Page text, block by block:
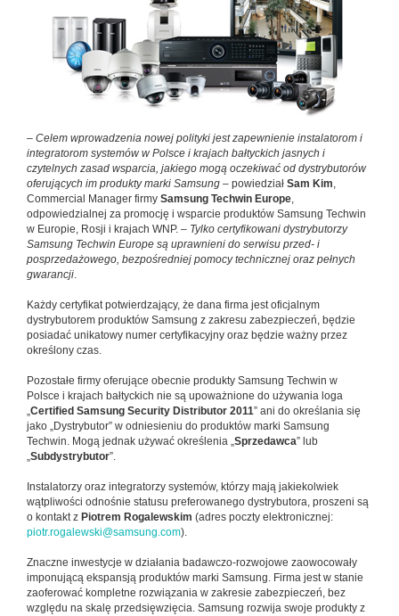
– Celem wprowadzenia nowej polityki jest zapewnienie instalatorom i
integratorom systemów w Polsce i krajach bałtyckich jasnych i
czytelnych zasad wsparcia, jakiego mogą oczekiwać od dystrybutorów
oferujących im produkty marki Samsung – powiedział Sam Kim,
Commercial Manager firmy Samsung Techwin Europe,
odpowiedzialnej za promocję i wsparcie produktów Samsung Techwin
w Europie, Rosji i krajach WNP. – Tylko certyfikowani dystrybutorzy
Samsung Techwin Europe są uprawnieni do serwisu przed- i
posprzedażowego, bezpośredniej pomocy technicznej oraz pełnych
gwarancji.
Każdy certyfikat potwierdzający, że dana firma jest oficjalnym
dystrybutorem produktów Samsung z zakresu zabezpieczeń, będzie
posiadać unikatowy numer certyfikacyjny oraz będzie ważny przez
określony czas.
Pozostałe firmy oferujące obecnie produkty Samsung Techwin w
Polsce i krajach bałtyckich nie są upoważnione do używania loga
„Certified Samsung Security Distributor 2011” ani do określania się
jako „Dystrybutor” w odniesieniu do produktów marki Samsung
Techwin. Mogą jednak używać określenia „Sprzedawca” lub
„Subdystrybutor”.
Instalatorzy oraz integratorzy systemów, którzy mają jakiekolwiek
wątpliwości odnośnie statusu preferowanego dystrybutora, proszeni są
o kontakt z Piotrem Rogalewskim (adres poczty elektronicznej:
piotr.rogalewski@samsung.com).
Znaczne inwestycje w działania badawczo-rozwojowe zaowocowały
imponującą ekspansją produktów marki Samsung. Firma jest w stanie
zaoferować kompletne rozwiązania w zakresie zabezpieczeń, bez
względu na skalę przedsięwzięcia. Samsung rozwija swoje produkty z